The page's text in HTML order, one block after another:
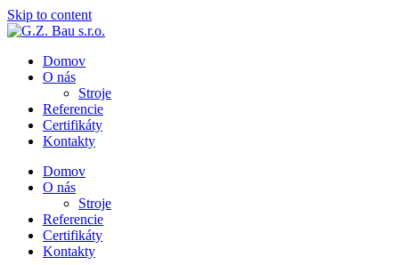
Skip to content
Domov
O nás
Stroje
Referencie
Certifikáty
Kontakty
Domov
O nás
Stroje
Referencie
Certifikáty
Kontakty